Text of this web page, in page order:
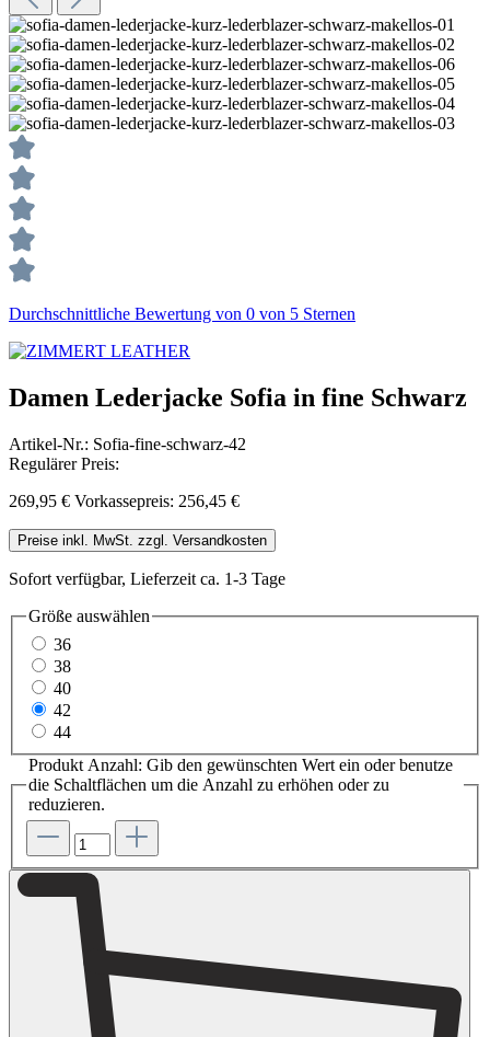
Durchschnittliche Bewertung von 0 von 5 Sternen
Damen Lederjacke Sofia in fine Schwarz
Artikel-Nr.: Sofia-fine-schwarz-42
Regulärer Preis:
269,95 € Vorkassepreis: 256,45 €
Preise inkl. MwSt. zzgl. Versandkosten
Sofort verfügbar, Lieferzeit ca. 1-3 Tage
Größe auswählen
36
38
40
42
44
Produkt Anzahl: Gib den gewünschten Wert ein oder benutze
die Schaltflächen um die Anzahl zu erhöhen oder zu
reduzieren.